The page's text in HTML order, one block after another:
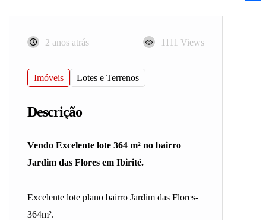
2 anos atrás 1111 Views
Imóveis Lotes e Terrenos
Descrição
Vendo Excelente lote 364 m² no bairro
Jardim das Flores em Ibirité.
Excelente lote plano bairro Jardim das Flores-
364m².